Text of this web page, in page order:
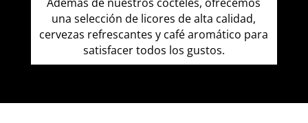
una selección de licores de alta calidad,
cervezas refrescantes y café aromático para
satisfacer todos los gustos.